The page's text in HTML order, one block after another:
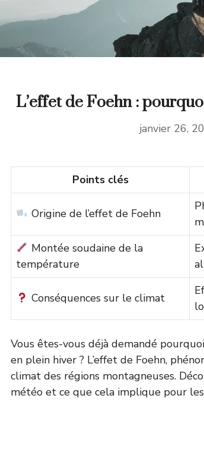
L’effet de Foehn :
janvier 26,
Points clés
Origine de l’effet de Foehn
Montée soudaine de la
température
Conséquences sur le climat
Vous êtes-vous déjà demandé
en plein hiver ? L’effet de Foehn,
climat des régions montagneuses.
météo et ce que cela implique pour